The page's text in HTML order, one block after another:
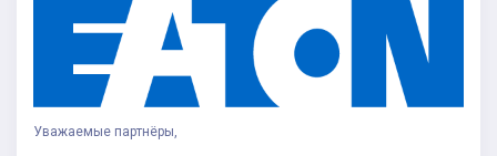
Уважаемые партнёры,